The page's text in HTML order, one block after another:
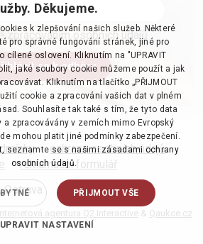
zpracováním osobních údajů
· ochrana osobních údajů ·
· reklamační formulář
Ostrava
agentura Q2 Interactive & Qaukce.cz
Děkujeme.
k zlepšování našich služeb. Některé
pro správné fungování stránek, jiné pro
cílené oslovení. Kliknutím na "UPRAVIT
jaké soubory cookie můžeme použít a jak
Kliknutím na tlačítko „PŘIJMOUT
cookie a zpracování vašich dat v plném
Souhlasíte tak také s tím, že tyto data
a zpracovávány v zemích mimo Evropský
mohou platit jiné podmínky zabezpečení.
seznamte se s našimizásadami ochrany
osobních údajů.
PŘIJMOUT VŠE
UPRAVIT NASTAVENÍ